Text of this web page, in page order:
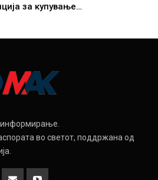
за купување…
информирање.
во светот, поддржана од